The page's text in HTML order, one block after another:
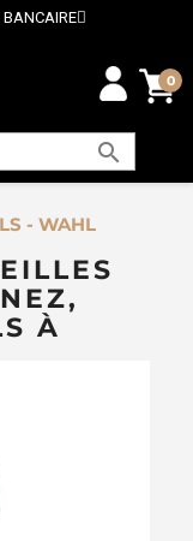
BANCAIRE
0
search
- WAHL
À